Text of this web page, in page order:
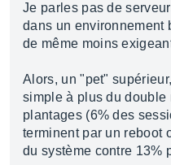
Je parles pas de
dans un environnement
de même moins
Alors, un "pet"
simple à plus du double
plantages (6% des
terminent par un reboot
du système contre 13%